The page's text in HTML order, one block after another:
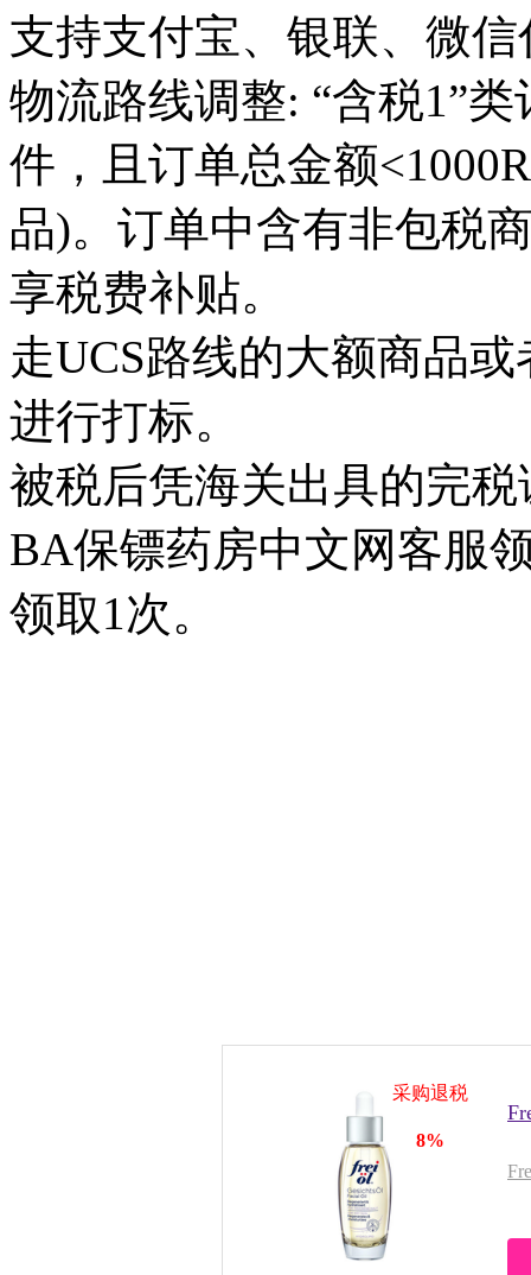
支持支付宝、银联、微信
物流路线调整: “含税1”
件，且订单总金额
品)。订单中含有非包税
享税费补贴。
走UCS路线的大额商品
进行打标。
被税后凭海关出具的完
BA保镖药房中文网客服
领取1次。
采购退税
8%